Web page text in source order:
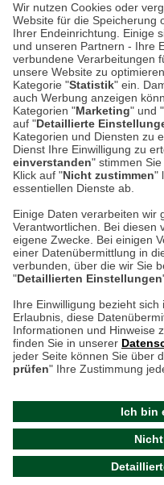
Wir nutzen Cookies oder
Website für die Speicherung
Ihrer Endeinrichtung. Einige
und unseren Partnern - Ihre
verbundene Verarbeitungen
unsere Website zu
Kategorie "Statistik" ein.
auch Werbung anzeigen
Kategorien "Marketing" und "
auf "Detaillierte
Kategorien und Diensten zu
Dienst Ihre Einwilligung zu
einverstanden" stimmen
Klick auf "Nicht zustimmen"
essentiellen Dienste ab.
Einige Daten verarbeiten wir
Verantwortlichen. Bei diesen
eigene Zwecke. Bei einigen
einer Datenübermittlung in
verbunden, über die wir Sie
"Detaillierten Einstellungen
Ihre Einwilligung bezieht
Erlaubnis, diese
Informationen und Hinweise
finden Sie in unserer
jeder Seite können Sie über
prüfen" Ihre Zustimmung
Ich bin
Unser
Auf
Montag bis
Hier
AGB Rücksendung von
Kontakt
Zur
am
2024
Cookie-Einstellungen in
ACHTUNG!
Ihr Browser speichert
Leider können Sie in
Bitte stellen Sie sicher,
Cookies für die Dauer
akzeptiert. Unabhängig